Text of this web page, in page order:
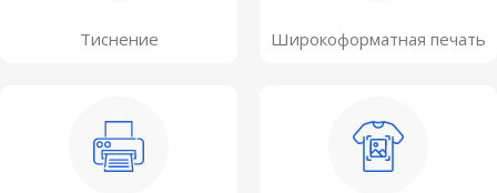
Тиснение Широкоформатная печать